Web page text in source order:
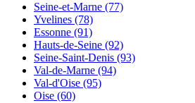
Seine-et-Marne (77)
Yvelines (78)
Essonne (91)
Hauts-de-Seine (92)
Seine-Saint-Denis (93)
Val-de-Marne (94)
Val-d'Oise (95)
Oise (60)